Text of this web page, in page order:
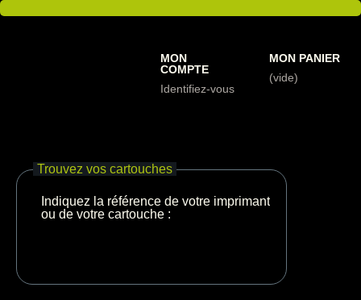
MON
COMPTE
Identifiez-vous
MON PANIER
(vide)
Trouvez vos cartouches
Indiquez la référence de votre imprimante
ou de votre cartouche :